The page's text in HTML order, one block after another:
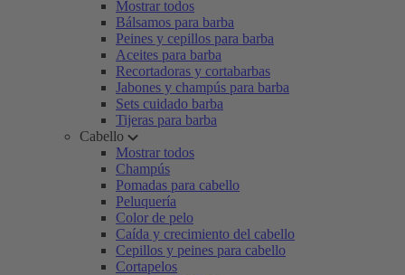
Mostrar todos
Bálsamos para barba
Peines y cepillos para barba
Aceites para barba
Recortadoras y cortabarbas
Jabones y champús para barba
Sets cuidado barba
Tijeras para barba
Cabello
Mostrar todos
Champús
Pomadas para cabello
Peluquería
Color de pelo
Caída y crecimiento del cabello
Cepillos y peines para cabello
Cortapelos